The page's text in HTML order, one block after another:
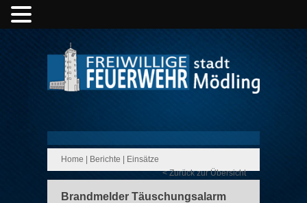
Home Berichte
Einsätze
< Zurück zur Übersicht
Brandmelder Täuschungsalarm